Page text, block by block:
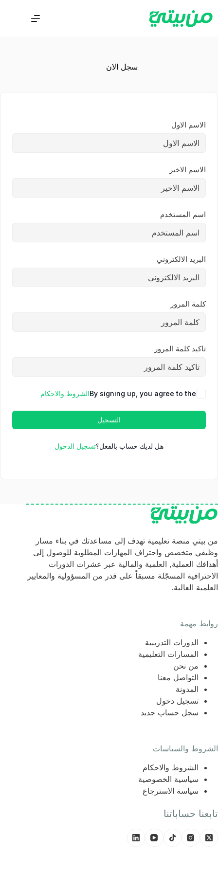
سجل الان
الاسم الاول
الاسم الاخير
اسم المستخدم
البريد الالكتروني
كلمة المرور
تاكيد كلمة المرور
By signing up, you agree to theالشروط والاحكام
التسجيل
هل لديك حساب بالفعل؟تسجيل الدخول
من بيتي منصة تعليمية تهدف إلى مساعدتك في بناء مسار
وظيفي متخصص واحتراف المهارات المطلوبة للوصول إلى
أهدافك العملية, العلمية والمالية عبر عشرات الدورات
الاحترافية المسجّلة مسبقاً على قدر من المسؤولية والمعايير
العلمية العالية.
روابط مهمة
الدورات التدريبية
المسارات التعليمية
من نحن
التواصل معنا
المدونة
تسجيل دخول
سجل حساب جديد
الشروط والسياسات
الشروط والاحكام
سياسية الخصوصية
سياسة الاسترجاع
تابعنا حساباتنا